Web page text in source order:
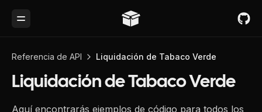
Toggle Menu
Referencia de API Liquidación de Tabaco Verde
Liquidación de Tabaco Verde
Aquí encontrarás ejemplos de código para todos los